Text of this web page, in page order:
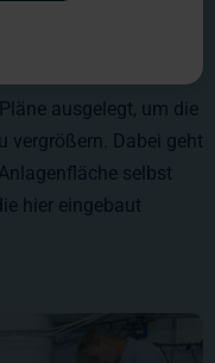
ausgelegt, um die
vergrößern. Dabei geht
selbst
hier eingebaut